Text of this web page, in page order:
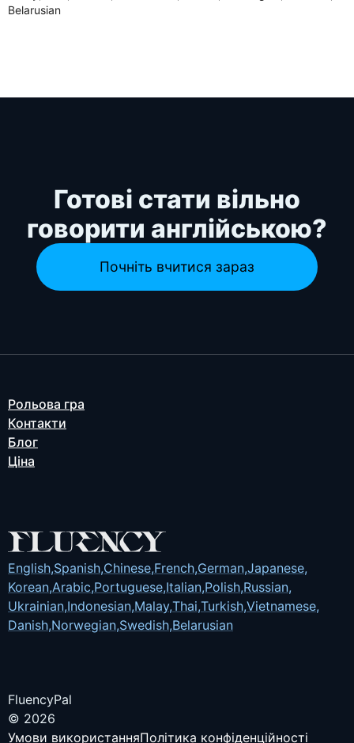
Belarusian
Готові стати вільно
говорити англійською?
Почніть вчитися зараз
Рольова гра
Контакти
Блог
Ціна
English,Spanish,Chinese,French,German,Japanese,
Korean,Arabic,Portuguese,Italian,Polish,Russian,
Ukrainian,Indonesian,Malay,Thai,Turkish,Vietnamese,
Danish,Norwegian,Swedish,Belarusian
FluencyPal
© 2026
Умови використанняПолітика конфіденційності